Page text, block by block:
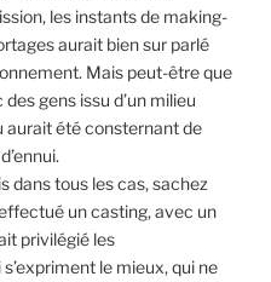
les instants de making-
aurait bien sur parlé
Mais peut-être que
gens issu d’un milieu
aurait été consternant de
dans tous les cas, sachez
un casting, avec un
privilégié les
le mieux, qui ne